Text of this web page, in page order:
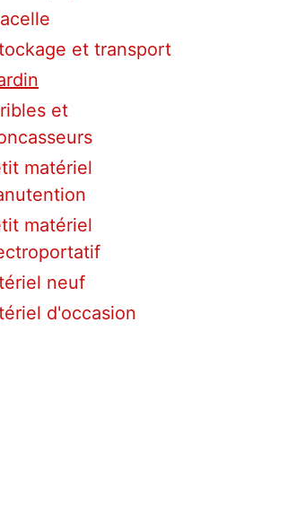
et transport
et
matériel
matériel
neuf
d'occasion